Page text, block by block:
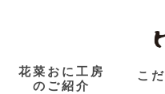
花菜おに工房
のご紹介
こ